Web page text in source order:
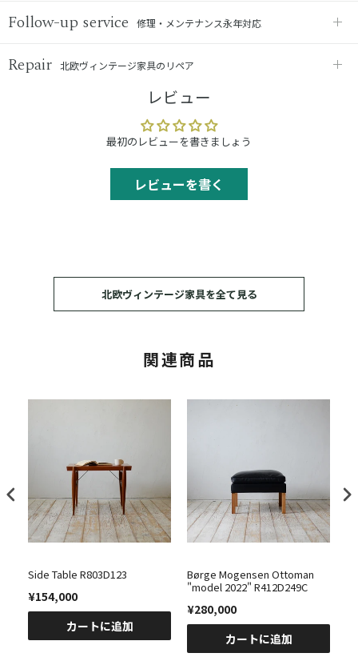
Follow-up service 修理・メンテナンス永年対応
Repair 北欧ヴィンテージ家具のリペア
レビュー
最初のレビューを書きましょう
レビューを書く
北欧ヴィンテージ家具を全て見る
関連商品
Side Table R803D123
¥154,000
カートに追加
Børge Mogensen Ottoman
"model 2022" R412D249C
¥280,000
カートに追加